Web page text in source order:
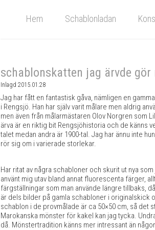
Hem Schablonladan
schablonskatten jag ärvde gör
Inlagd 2015.01.28
Jag har fått en fantastisk gåva, nämligen en
i Rengsjö. Han har själv varit målare men aldrig
men även från målarmästaren Olov Norgren som
ärva är en riktig bit Rengsjöhistoria och de känns
talet medan andra är 1900-tal. Jag har ännu inte
rör sig om i varierade storlekar.
Har ritat av några schabloner och skurit ut nya
använt mig utav bland annat fluorescenta färger,
färgställningar som man använde längre tillbaks,
är dels bilder på gamla schabloner i originalskick
schablon i de provmålade är ca 50×50 cm, så det
Marokanska mönster för kakel kan jag tycka.
då. Mönstertradition känns mer intressant än